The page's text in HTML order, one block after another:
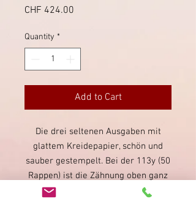
CHF 424.00
Quantity *
Add to Cart
Die drei seltenen Ausgaben mit
glattem Kreidepapier, schön und
sauber gestempelt. Bei der 113y (50
Rappen) ist die Zähnung oben ganz
leicht angefranst, ansonsten jeweils